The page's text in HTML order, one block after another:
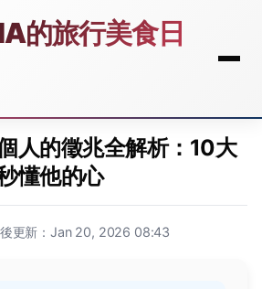
的旅行美食日
人的徵兆全解析：10大
懂他的心
更新：Jan 20, 2026 08:43